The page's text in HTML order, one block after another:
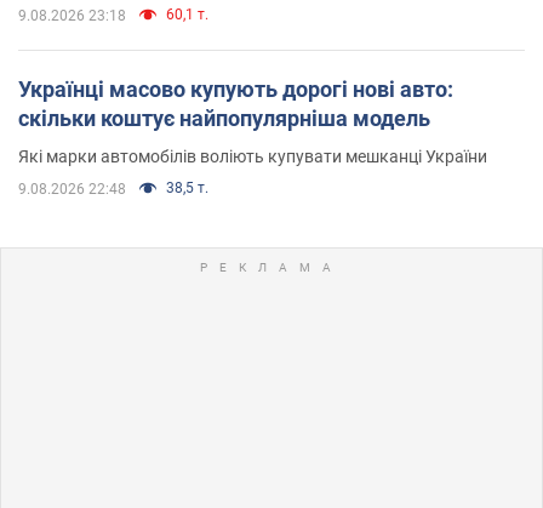
9.08.2026 23:18 60,1 т.
Українці масово купують дорогі нові авто:
скільки коштує найпопулярніша модель
Які марки автомобілів воліють купувати мешканці України
9.08.2026 22:48 38,5 т.